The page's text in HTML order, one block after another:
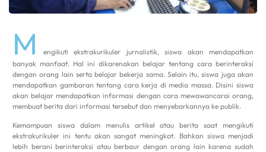
M
engikuti ekstrakurikuler jurnalistik, siswa akan mendapatkan
banyak manfaat. Hal ini dikarenakan belajar tentang cara berinteraksi
dengan orang lain serta belajar bekerja sama. Selain itu, siswa juga akan
mendapatkan gambaran tentang cara kerja di media massa. Disini siswa
akan belajar mendapatkan informasi dengan cara mewawancarai orang,
membuat berita dari informasi tersebut dan menyebarkannya ke publik.
Kemampuan siswa dalam menulis artikel atau berita saat mengikuti
ekstrakurikuler ini tentu akan sangat meningkat. Bahkan siswa menjadi
lebih berani berinteraksi atau berbaur dengan orang lain karena sudah